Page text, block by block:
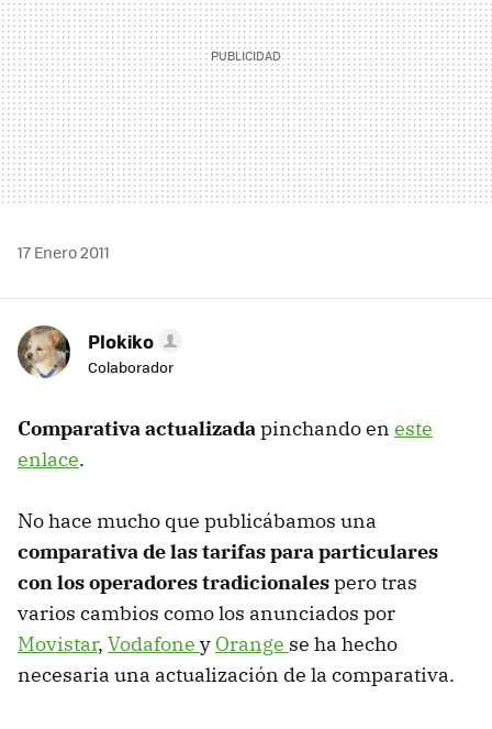
17 Enero 2011
Plokiko
Colaborador
Comparativa actualizadapinchando en este
enlace.
No hace mucho que publicábamos una
comparativa de las tarifas para particulares
con los operadores tradicionalespero tras
varios cambios como los anunciados por
Movistar, Vodafone y Orange se ha hecho
necesaria una actualización de la comparativa.